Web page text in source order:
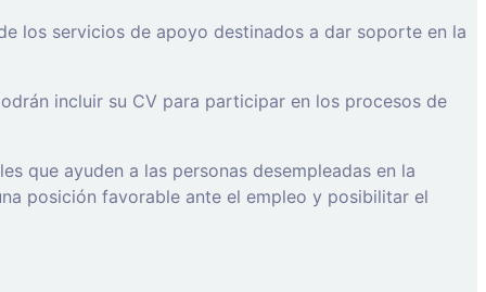
los servicios de apoyo destinados a dar soporte en la
incluir su CV para participar en los procesos de
que ayuden a las personas desempleadas en la
posición favorable ante el empleo y posibilitar el